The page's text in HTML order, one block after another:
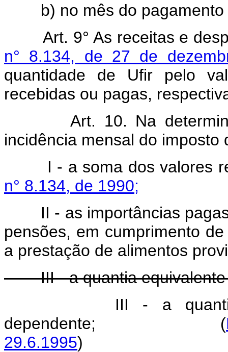
b) no mês do pagamento
Art. 9° As receitas e
n° 8.134, de 27 de
quantidade de Ufir pelo
recebidas ou pagas,
Art. 10. Na
incidência mensal do
I - a soma dos valores
n° 8.134, de 1990;
II - as importâncias
pensões, em cumprimento
a prestação de alimentos
III - a quantia equivalente
III - a
dependente; (
29.6.1995)